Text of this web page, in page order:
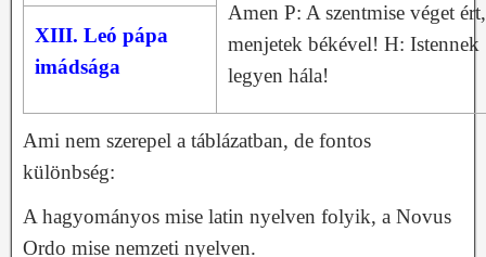
Amen P: A szentmise véget ért,
menjetek békével! H: Istennek
legyen hála!
XIII. Leó pápa
imádsága
Ami nem szerepel a táblázatban, de fontos
különbség:
A hagyományos mise latin nyelven folyik, a Novus
Ordo mise nemzeti nyelven.